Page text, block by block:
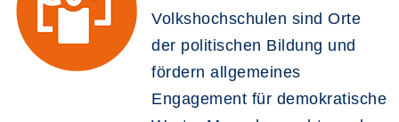
Volkshochschulen sind Orte
der politischen Bildung und
fördern allgemeines
Engagement für demokratische